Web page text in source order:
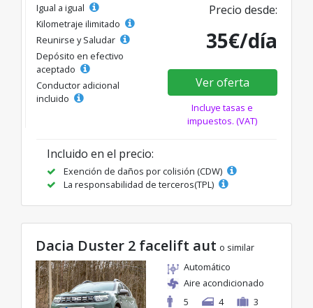
Igual a igual
Kilometraje ilimitado
Reunirse y Saludar
Depósito en efectivo
aceptado
Conductor adicional
incluido
Precio desde:
35€/día
Ver oferta
Incluye tasas e
impuestos. (VAT)
Incluido en el precio:
Exención de daños por colisión (CDW)
La responsabilidad de terceros(TPL)
Dacia Duster 2 facelift aut o similar
Automático
Aire acondicionado
5
4 3